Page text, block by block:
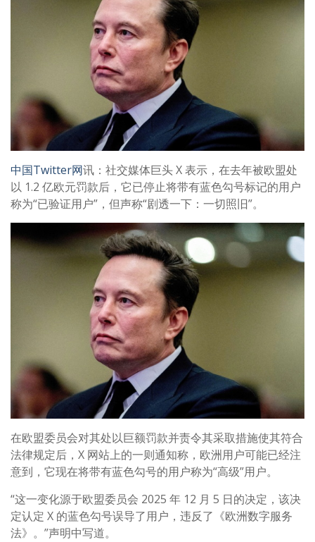
中国Twitter网讯：社交媒体巨头 X 表示，在去年被欧盟处
以 1.2 亿欧元罚款后，它已停止将带有蓝色勾号标记的用户
称为“已验证用户”，但声称“剧透一下：一切照旧”。
在欧盟委员会对其处以巨额罚款并责令其采取措施使其符合
法律规定后，X 网站上的一则通知称，欧洲用户可能已经注
意到，它现在将带有蓝色勾号的用户称为“高级”用户。
“这一变化源于欧盟委员会 2025 年 12 月 5 日的决定，该决
定认定 X 的蓝色勾号误导了用户，违反了《欧洲数字服务
法》。”声明中写道。